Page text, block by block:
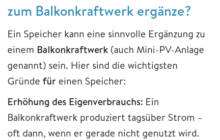
zum Balkonkraftwerk ergänze?
Ein Speicher kann eine sinnvolle Ergänzung zu
einem Balkonkraftwerk (auch Mini-PV-Anlage
genannt) sein. Hier sind die wichtigsten
Gründe für einen Speicher:
Erhöhung des Eigenverbrauchs: Ein
Balkonkraftwerk produziert tagsüber Strom –
oft dann, wenn er gerade nicht genutzt wird.